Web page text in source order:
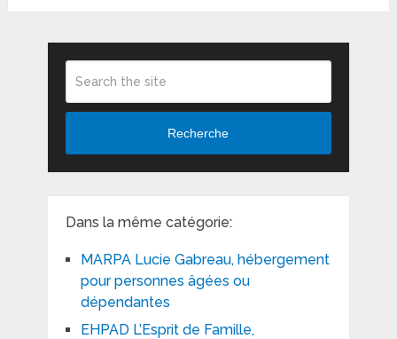
Recherche
Dans la même catégorie:
MARPA Lucie Gabreau, hébergement
pour personnes âgées ou
dépendantes
EHPAD L’Esprit de Famille,